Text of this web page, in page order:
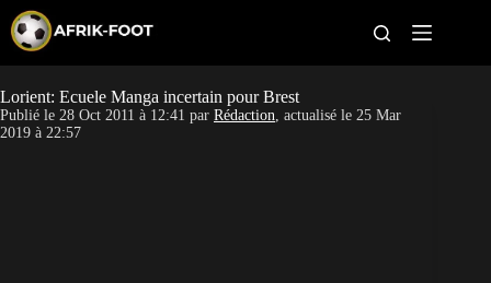
p
t
o
c
CAN féminine
Lorient: Ecuele Manga incertain pour Brest
Publié le 28 Oct 2011 à 12:41 par Rédaction, actualisé le 25 Mar
2019 à 22:57